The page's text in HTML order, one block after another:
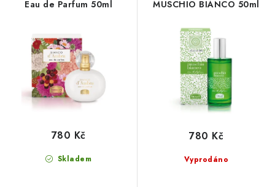
Eau de Parfum 50ml
Skladem
780 Kč
MUSCHIO BIANCO 50ml
Vyprodáno
780 Kč